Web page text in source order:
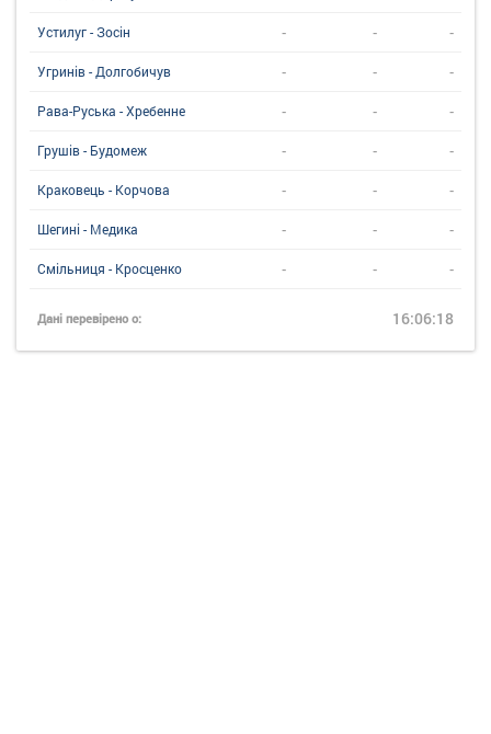
Устилуг - Зосін - - -
Угринiв - Долгобичув - - -
Рава-Руська - Хребенне - - -
Грушів - Будомеж - - -
Краковець - Корчова - - -
Шегині - Медика - - -
Смільниця - Кросценко - - -
Дані перевірено о: 16:06:18